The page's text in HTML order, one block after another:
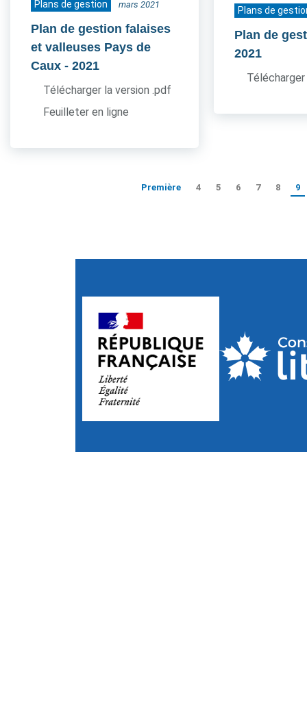
Plans de gestion mars 2021
Plan de gestion falaises
et valleuses Pays de
Caux - 2021
Télécharger la version .pdf
Feuilleter en ligne
Plans de
Plan de
2021
Première 4 5 6 7 8 9